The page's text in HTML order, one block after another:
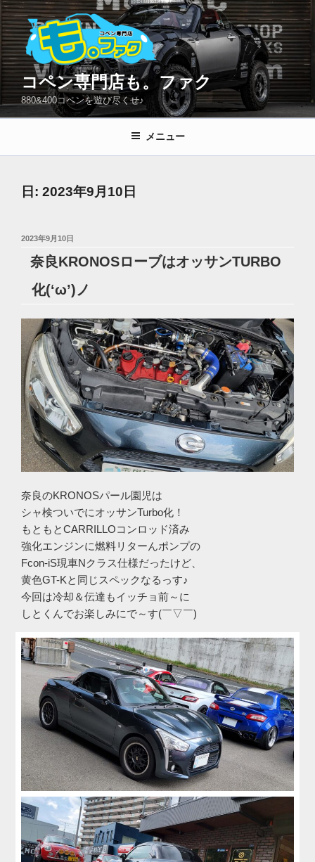
コ
ン
テ
ン
ツ
へ
ス
プ
コペン専門店も。ファク
880&400コペンを遊び尽くせ♪
メニュー
日: 2023年9月10日
投
日:
2023年9月10日
奈良KRONOSローブはオッサンTURBO
化(‘ω’)ノ
奈良のKRONOSパール園児は
シャ検ついでにオッサンTurbo化！
もともとCARRILLOコンロッド済み
強化エンジンに燃料リターんポンプの
Fcon-iS現車Nクラス仕様だったけど、
黄色GT-Kと同じスペックなるっす♪
今回は冷却＆伝達もイッチョ前～に
しとくんでお楽しみにで～す(￣▽￣)